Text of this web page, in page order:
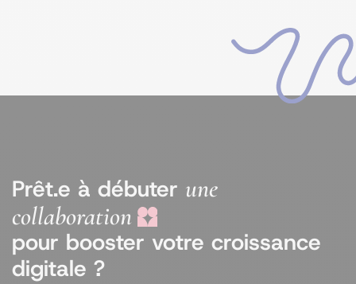
Prêt.e à débuter une
collaboration
pour booster votre croissance
digitale ?